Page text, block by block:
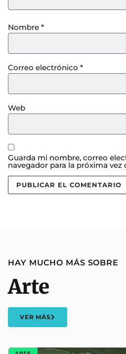
Nombre *
Correo electrónico *
Web
Guarda mi nombre, correo
navegador para la próxima vez
HAY MUCHO MÁS SOBRE
Arte
VER MÁS